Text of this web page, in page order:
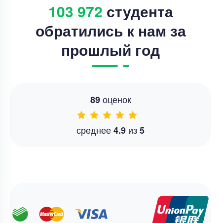
103 972 студента
обратились к нам за
прошлый год
89оценок
среднее4.9 из5